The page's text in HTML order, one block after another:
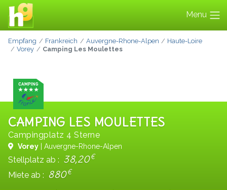
Menu
Empfang Frankreich Auvergne-Rhone-Alpen
Haute-Loire
Vorey
Camping Les Moulettes
CAMPING LES MOULETTES
Campingplatz 4 Sterne
Vorey | Auvergne-Rhone-Alpen
Stellplatz ab : 38,20€
Miete ab : 880€